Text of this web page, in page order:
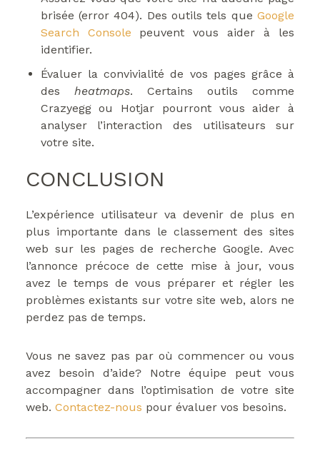
brisée (error 404). Des outils tels queGoogle
Search Console peuvent vous aider à les
identifier.
Évaluer la convivialité de vos pages grâce à
des heatmaps. Certains outils comme
Crazyegg ou Hotjar pourront vous aider à
analyser l’interaction des utilisateurs sur
votre site.
CONCLUSION
L’expérience utilisateur va devenir de plus en
plus importante dans le classement des sites
web sur les pages de recherche Google. Avec
l’annonce précoce de cette mise à jour, vous
avez le temps de vous préparer et régler les
problèmes existants sur votre site web, alors ne
perdez pas de temps.
Vous ne savez pas par où commencer ou vous
avez besoin d’aide? Notre équipe peut vous
accompagner dans l’optimisation de votre site
web. Contactez-nous pour évaluer vos besoins.